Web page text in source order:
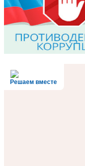
Решаем вместе